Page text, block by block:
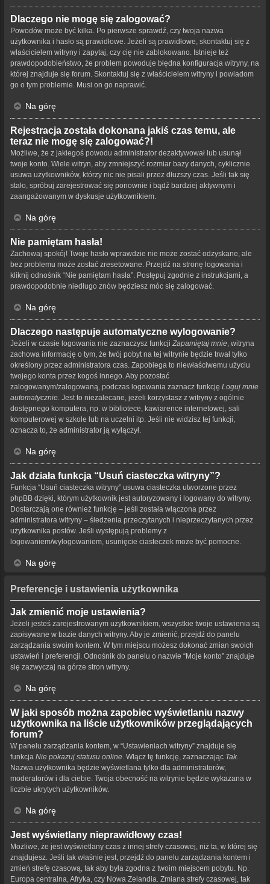
Dlaczego nie mogę się zalogować?
Powodów może być kilka. Po pierwsze sprawdź, czy twoja nazwa
użytkownika i hasło są prawidłowe. Jeżeli są prawidłowe, skontaktuj się z
właścicielem witryny i zapytaj, czy cię nie zablokowano. Istnieje też
prawdopodobieństwo, że problem powoduje błędna konfiguracja witryny, na
której znajduje się forum. Skontaktuj się z właścicielem witryny i powiadom
go o tym problemie. Musi on go naprawić.
Na górę
Rejestracja została dokonana jakiś czas temu, ale
teraz nie mogę się zalogować?!
Możliwe, że z jakiegoś powodu administrator dezaktywował lub usunął
twoje konto. Wiele witryn, aby zmniejszyć rozmiar bazy danych, cyklicznie
usuwa użytkowników, którzy nic nie pisali przez dłuższy czas. Jeśli tak się
stało, spróbuj zarejestrować się ponownie i bądź bardziej aktywnym i
zaangażowanym w dyskusje użytkownikiem.
Na górę
Nie pamiętam hasła!
Zachowaj spokój! Twoje hasło wprawdzie nie może zostać odzyskane, ale
bez problemu może zostać zresetowane. Przejdź na stronę logowania i
kliknij odnośnik “Nie pamiętam hasła”. Postępuj zgodnie z instrukcjami, a
prawdopodobnie niedługo znów będziesz móc się zalogować.
Na górę
Dlaczego następuje automatyczne wylogowanie?
Jeżeli w czasie logowania nie zaznaczysz funkcji Zapamiętaj mnie , witryna
zachowa informację o tym, że twój pobyt na tej witrynie będzie trwał tylko
określony przez administratora czas. Zapobiega to niewłaściwemu użyciu
twojego konta przez kogoś innego. Aby pozostać
zalogowanym/zalogowaną, podczas logowania zaznacz funkcję Loguj mnie
automatycznie . Jest to niezalecane, jeżeli korzystasz z witryny z ogólnie
dostępnego komputera, np. w bibliotece, kawiarence internetowej, sali
komputerowej w szkole lub na uczelni itp. Jeśli nie widzisz tej funkcji,
oznacza to, że administrator ją wyłączył.
Na górę
Jak działa funkcja “Usuń ciasteczka witryny”?
Funkcja “Usuń ciasteczka witryny” usuwa ciasteczka utworzone przez
phpBB dzięki, którym użytkownik jest autoryzowany i logowany do witryny.
Dostarczają one również funkcję – jeśli została włączona przez
administratora witryny – śledzenia przeczytanych i nieprzeczytanych przez
użytkownika postów. Jeśli występują problemy z
logowaniem/wylogowaniem, usunięcie ciasteczek może być pomocne.
Na górę
Preferencje i ustawienia użytkownika
Jak zmienić moje ustawienia?
Jeżeli jesteś zarejestrowanym użytkownikiem, wszystkie twoje ustawienia są
zapisywane w bazie danych witryny. Aby je zmienić, przejdź do panelu
zarządzania swoim kontem. W tym miejscu możesz dokonać zmian swoich
ustawień i preferencji. Odnośnik do panelu o nazwie “Moje konto” znajduje
się zazwyczaj na górze stron witryny.
Na górę
W jaki sposób można zapobiec wyświetlaniu nazwy
użytkownika na liście użytkowników przeglądających
forum?
W panelu zarządzania kontem, w “Ustawieniach witryny” znajduje się
funkcja Nie pokazuj statusu online . Włącz tę funkcję, zaznaczając Tak
Nazwa użytkownika będzie wyświetlana tylko dla administratorów,
moderatorów i dla ciebie. Twoja obecność na witrynie będzie wykazana w
liczbie ukrytych użytkowników.
Na górę
Jest wyświetlany nieprawidłowy czas!
Możliwe, że jest wyświetlany czas z innej strefy czasowej, niż ta, w której się
znajdujesz. Jeśli tak właśnie jest, przejdź do panelu zarządzania kontem i
zmień strefę czasową, tak aby była zgodna z twoim miejscem pobytu. Np.
Europa centralna, Afryka, czy Nowa Zelandia. Zmiana strefy czasowej, tak